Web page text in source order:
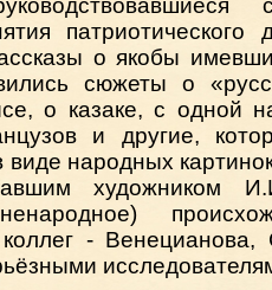
патриотического
о якобы
сюжеты о
о казаке, с одной
и другие,
народных
художником
-